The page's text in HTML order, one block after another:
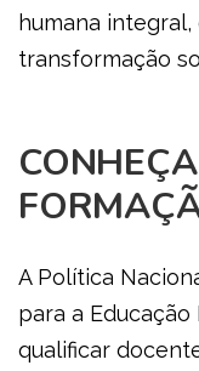
humana
transformação
A Política
para a
qualificar